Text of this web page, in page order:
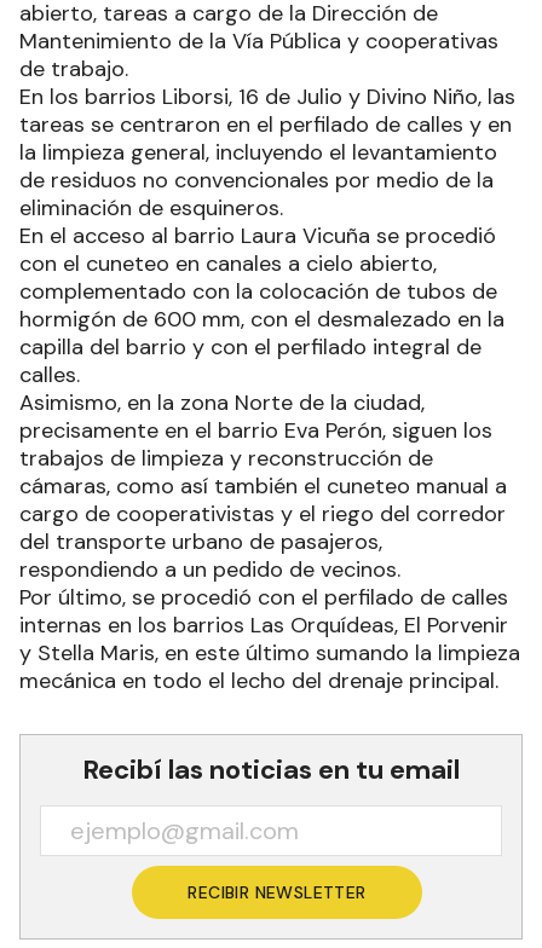
abierto, tareas a cargo de la Dirección de
Mantenimiento de la Vía Pública y cooperativas
de trabajo.
En los barrios Liborsi, 16 de Julio y Divino Niño, las
tareas se centraron en el perfilado de calles y en
la limpieza general, incluyendo el levantamiento
de residuos no convencionales por medio de la
eliminación de esquineros.
En el acceso al barrio Laura Vicuña se procedió
con el cuneteo en canales a cielo abierto,
complementado con la colocación de tubos de
hormigón de 600 mm, con el desmalezado en la
capilla del barrio y con el perfilado integral de
calles.
Asimismo, en la zona Norte de la ciudad,
precisamente en el barrio Eva Perón, siguen los
trabajos de limpieza y reconstrucción de
cámaras, como así también el cuneteo manual a
cargo de cooperativistas y el riego del corredor
del transporte urbano de pasajeros,
respondiendo a un pedido de vecinos.
Por último, se procedió con el perfilado de calles
internas en los barrios Las Orquídeas, El Porvenir
y Stella Maris, en este último sumando la limpieza
mecánica en todo el lecho del drenaje principal.
Recibí las noticias en tu email
RECIBIR NEWSLETTER